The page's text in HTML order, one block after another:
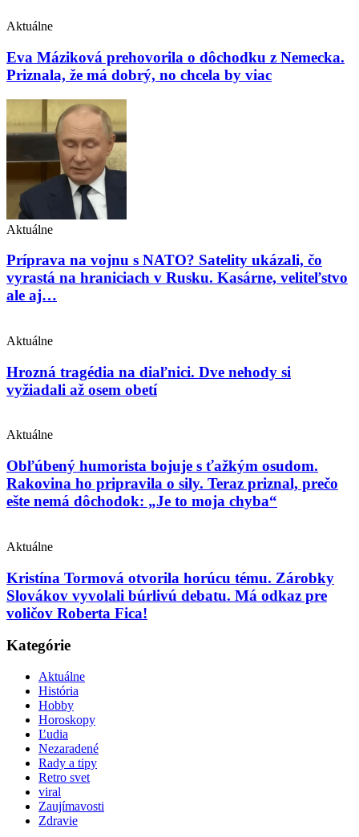
Aktuálne
Eva Máziková prehovorila o dôchodku z Nemecka.
Priznala, že má dobrý, no chcela by viac
Aktuálne
Príprava na vojnu s NATO? Satelity ukázali, čo
vyrastá na hraniciach v Rusku. Kasárne, veliteľstvo
ale aj…
Aktuálne
Hrozná tragédia na diaľnici. Dve nehody si
vyžiadali až osem obetí
Aktuálne
Obľúbený humorista bojuje s ťažkým osudom.
Rakovina ho pripravila o sily. Teraz priznal, prečo
ešte nemá dôchodok: „Je to moja chyba“
Aktuálne
Kristína Tormová otvorila horúcu tému. Zárobky
Slovákov vyvolali búrlivú debatu. Má odkaz pre
voličov Roberta Fica!
Kategórie
Aktuálne
História
Hobby
Horoskopy
Ľudia
Nezaradené
Rady a tipy
Retro svet
viral
Zaujímavosti
Zdravie